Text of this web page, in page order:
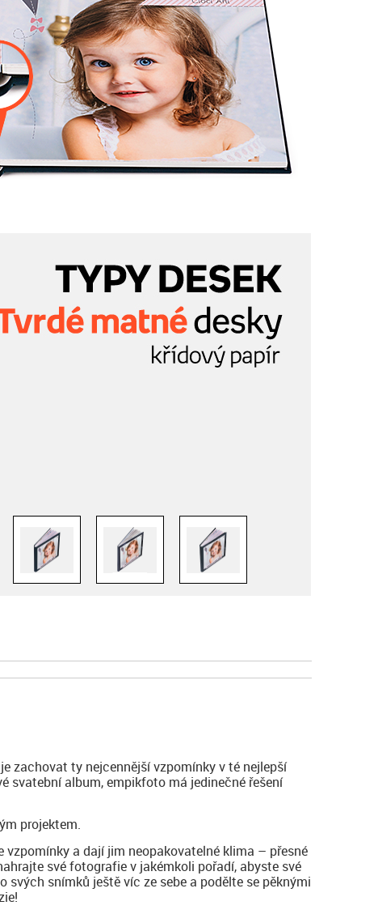
zachovat ty nejcennější vzpomínky v té nejlepší
svatební album, empikfoto má jedinečné řešení
projektem.
a dají jim neopakovatelné klima – přesné
své fotografie v jakémkoli pořadí, abyste své
snímků ještě víc ze sebe a podělte se pěknými